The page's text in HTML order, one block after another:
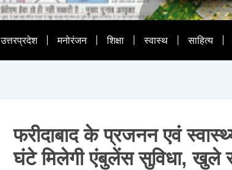
उत्तरप्रदेश मनोरंजन शिक्षा स्वास्थ साहित्य
फरीदाबाद के प्रजनन एवं
घंटे मिलेगी एंबुलेंस सुविधा, खुले